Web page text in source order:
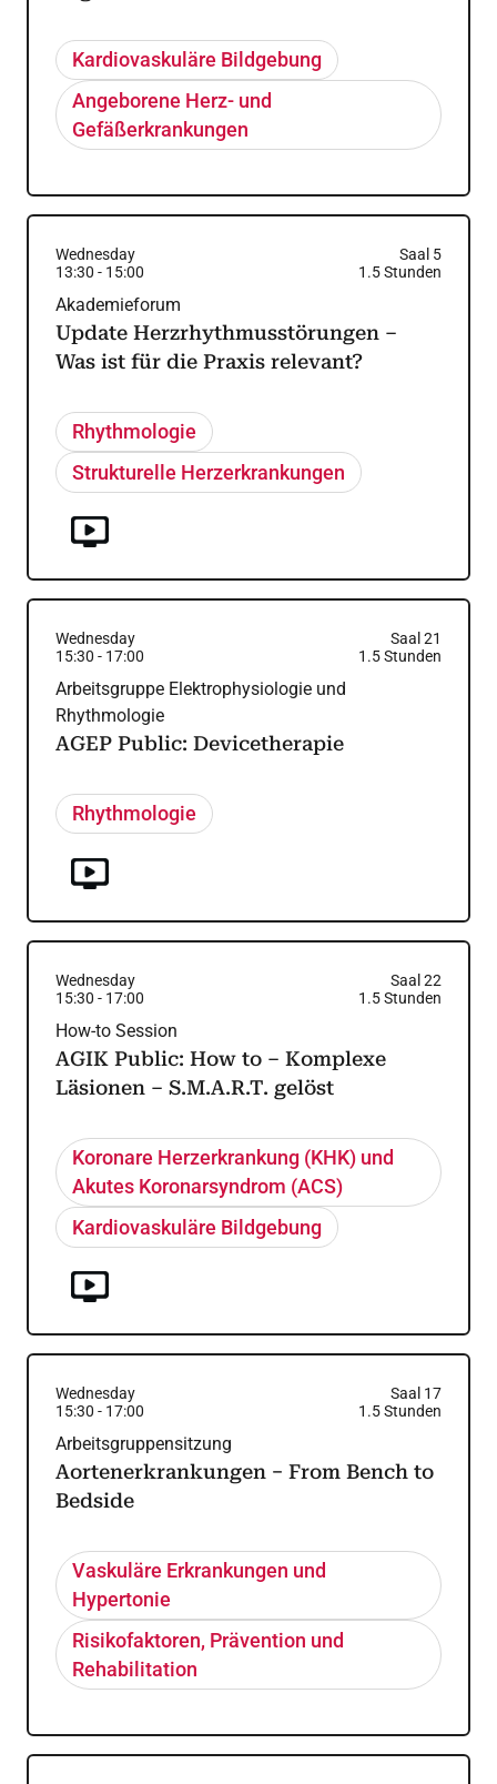
Kardiovaskuläre Bildgebung
Angeborene Herz- und
Gefäßerkrankungen
Wednesday
Saal 5
13:30 - 15:00 1.5Stunden
Akademieforum
Update Herzrhythmusstörungen –
Was ist für die Praxis relevant?
Rhythmologie
Strukturelle Herzerkrankungen
Wednesday
Saal 21
15:30 - 17:00 1.5Stunden
Arbeitsgruppe Elektrophysiologie und
Rhythmologie
AGEP Public: Devicetherapie
Rhythmologie
Wednesday
Saal 22
15:30 - 17:00 1.5Stunden
How-to Session
AGIK Public: How to – Komplexe
Läsionen – S.M.A.R.T. gelöst
Koronare Herzerkrankung (KHK) und
Akutes Koronarsyndrom (ACS)
Kardiovaskuläre Bildgebung
Wednesday
Saal 17
15:30 - 17:00 1.5Stunden
Arbeitsgruppensitzung
Aortenerkrankungen − From Bench to
Bedside
Vaskuläre Erkrankungen und
Hypertonie
Risikofaktoren, Prävention und
Rehabilitation